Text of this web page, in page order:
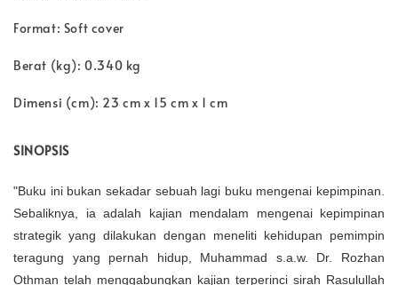
Format: Soft cover
Berat (kg): 0.340 kg
Dimensi (cm): 23 cm x 15 cm x 1 cm
SINOPSIS
"Buku ini bukan sekadar sebuah lagi buku mengenai kepimpinan.
Sebaliknya, ia adalah kajian mendalam mengenai kepimpinan
strategik yang dilakukan dengan meneliti kehidupan pemimpin
teragung yang pernah hidup, Muhammad s.a.w. Dr. Rozhan
Othman telah menggabungkan kajian terperinci sirah Rasulullah